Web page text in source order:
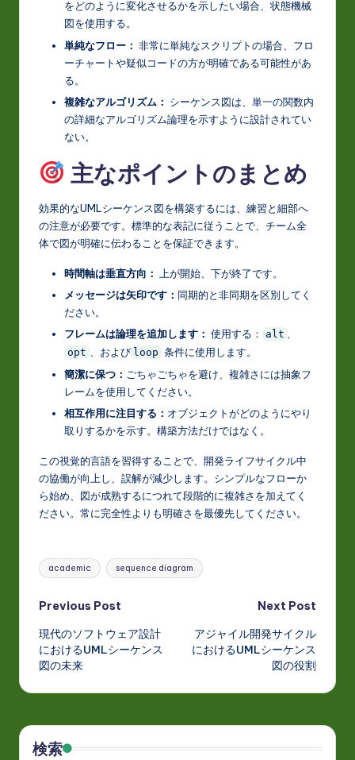
をどのように変化させるかを示したい場合、状態機械
図を使用する。
単純なフロー： 非常に単純なスクリプトの場合、フロ
ーチャートや疑似コードの方が明確である可能性があ
る。
複雑なアルゴリズム： シーケンス図は、単一の関数内
の詳細なアルゴリズム論理を示すように設計されてい
ない。
主なポイントのまとめ
効果的なUMLシーケンス図を構築するには、練習と細部へ
の注意が必要です。標準的な表記に従うことで、チーム全
体で図が明確に伝わることを保証できます。
時間軸は垂直方向：
上が開始、下が終了です。
メッセージは矢印です： 同期的と非同期を区別してく
ださい。
フレームは論理を追加します： 使用する： alt
opt 、および loop 条件に使用します。
簡潔に保つ： ごちゃごちゃを避け、複雑さには抽象フ
レームを使用してください。
相互作用に注目する： オブジェクトがどのようにやり
取りするかを示す。構築方法だけではなく。
この視覚的言語を習得することで、開発ライフサイクル中
の協働が向上し、誤解が減少します。シンプルなフローか
ら始め、図が成熟するにつれて段階的に複雑さを加えてく
ださい。常に完全性よりも明確さを最優先してください。
Tags:
academic sequence diagram
Post
navigation
Previous Post
現代のソフトウェア設計
におけるUMLシーケンス
図の未来
Next Post
アジャイル開発サイクル
におけるUMLシーケンス
図の役割
検索